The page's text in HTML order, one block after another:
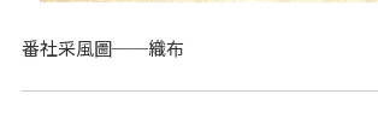
番社采風圖──織布